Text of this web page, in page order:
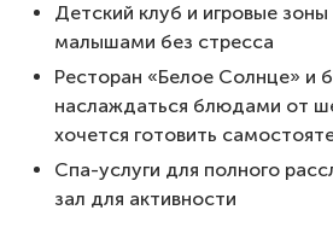
Детский клуб и игровые
малышами без стресса
Ресторан «Белое Солнце» и
наслаждаться блюдами от
хочется готовить
Спа-услуги для полного
зал для активности